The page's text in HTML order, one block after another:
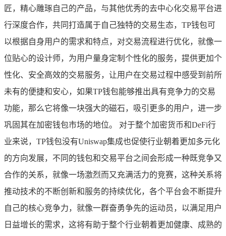
匠，精心雕琢自己的产品，与其他优秀的去中心化交易平台进
行深度合作，共同打造属于自己独特的交易生态，TP钱包可
以根据自身用户的需求和特点，对交易流程进行优化，就像一
位贴心的设计师，为用户量身定制个性化的服务，提供更加个
性化、安全高效的交易服务，让用户在交易过程中感受到前所
未有的便捷和安心，如果TP钱包能够推出具有竞争力的交易
功能，那么它将像一块强大的磁石，吸引更多的用户，进一步
巩固其在加密钱包市场的地位。 对于整个加密货币和DeFi行
业来说，TP钱包没有Uniswap集成也促使行业朝着更加多元化
的方向发展，不同的钱包和交易平台之间会形成一种既竞争又
合作的关系，就像一场激烈而又充满活力的竞赛，这种关系将
推动技术的不断创新和服务的持续优化，各个平台会不断提升
自己的核心竞争力，就像一群奋勇争先的运动员，以满足用户
日益增长的需求，这将有助于整个行业朝着更加健康、成熟的